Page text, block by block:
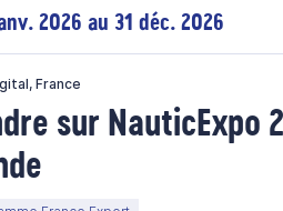
2026 au 31 déc. 2026
France
sur NauticExpo